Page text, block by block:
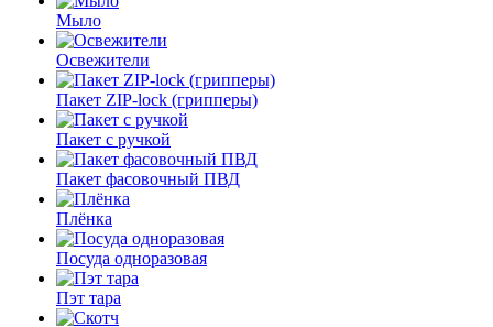
Мыло
Освежители
Пакет ZIP-lock (грипперы)
Пакет с ручкой
Пакет фасовочный ПВД
Плёнка
Посуда одноразовая
Пэт тара